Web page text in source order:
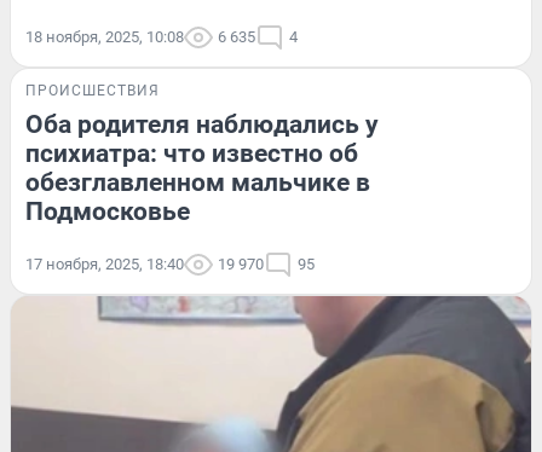
18 ноября, 2025, 10:08 6 635 4
ПРОИСШЕСТВИЯ
Оба родителя наблюдались у
психиатра: что известно об
обезглавленном мальчике в
Подмосковье
17 ноября, 2025, 18:40 19 970 95